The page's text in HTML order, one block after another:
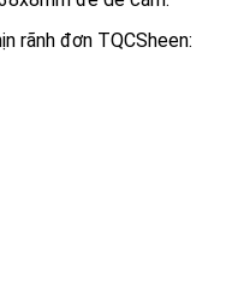
rãnh đơn TQCSheen: